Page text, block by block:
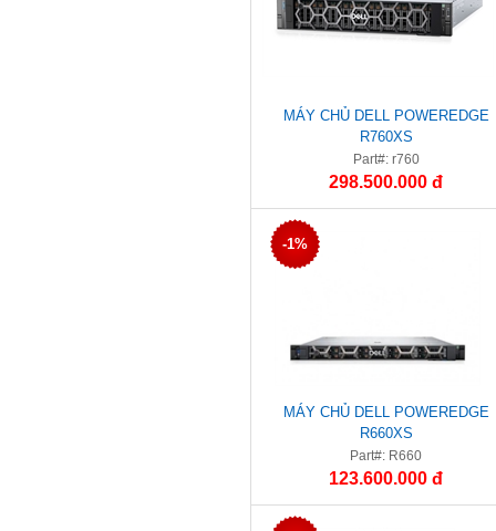
MÁY CHỦ DELL POWEREDGE
R760XS
Part#: r760
298.500.000 đ
-1%
MÁY CHỦ DELL POWEREDGE
R660XS
Part#: R660
123.600.000 đ